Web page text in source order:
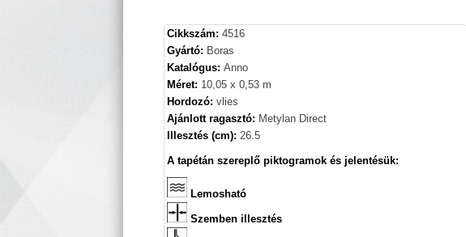
Cikkszám: 4516
Gyártó: Boras
Katalógus: Anno
Méret: 10,05 x 0,53 m
Hordozó: vlies
Ajánlott ragasztó: Metylan Direct
Illesztés (cm): 26.5
A tapétán szereplő piktogramok és jelentésük:
Lemosható
Szemben illesztés